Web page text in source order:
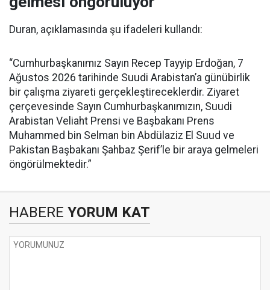
Duran, açıklamasında şu ifadeleri kullandı:
“Cumhurbaşkanımız Sayın Recep Tayyip Erdoğan, 7
Ağustos 2026 tarihinde Suudi Arabistan’a günübirlik
bir çalışma ziyareti gerçekleştireceklerdir. Ziyaret
çerçevesinde Sayın Cumhurbaşkanımızın, Suudi
Arabistan Veliaht Prensi ve Başbakanı Prens
Muhammed bin Selman bin Abdülaziz El Suud ve
Pakistan Başbakanı Şahbaz Şerif’le bir araya gelmeleri
öngörülmektedir.”
HABERE YORUM KAT